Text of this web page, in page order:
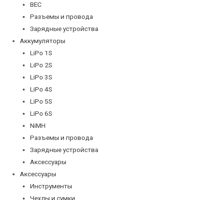
BEC
Разъемы и провода
Зарядные устройства
Аккумуляторы
LiPo 1S
LiPo 2S
LiPo 3S
LiPo 4S
LiPo 5S
LiPo 6S
NiMH
Разъемы и провода
Зарядные устройства
Аксессуары
Аксессуары
Инструменты
Чехлы и сумки